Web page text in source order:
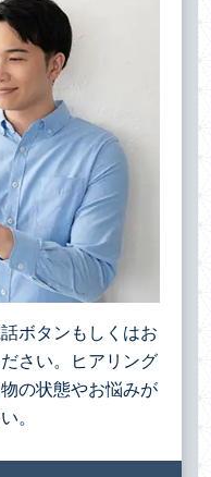
ボタンもしくはお
さい。ヒアリング
の状態やお悩みが
。